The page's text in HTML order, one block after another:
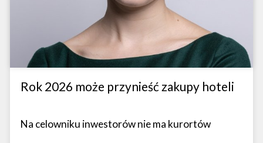
Rok 2026 może przynieść zakupy hoteli
Na celowniku inwestorów nie ma kurortów